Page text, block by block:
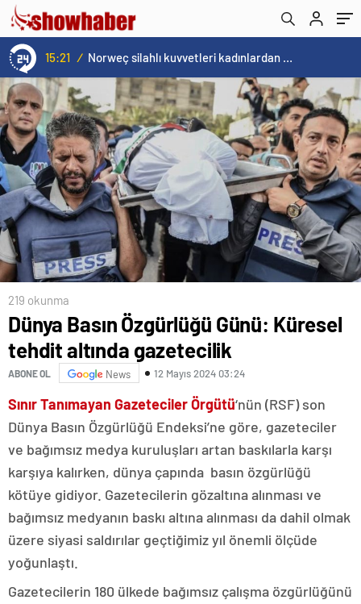
15:21 / Norweç silahlı kuvvetleri kadınlardan oluşan özel kuvvetler eğitimlerini başlattı.
219 okunma
Dünya Basın Özgürlüğü Günü: Küresel
tehdit altında gazetecilik
ABONE OL News 12 Mayıs 2024 03:24
Sınır Tanımayan Gazeteciler Örgütü‘nün (RSF) son
Dünya Basın Özgürlüğü Endeksi’ne göre, gazeteciler
ve bağımsız medya kuruluşları artan baskılarla karşı
karşıya kalırken, dünya çapında basın özgürlüğü
kötüye gidiyor. Gazetecilerin gözaltına alınması ve
bağımsız medyanın baskı altına alınması da dahil olmak
üzere siyasi saldırılar geçtiğimiz yıl önemli ölçüde
yoğunlaştı.
Gazetecilerin 180 ülkede bağımsız çalışma özgürlüğünü